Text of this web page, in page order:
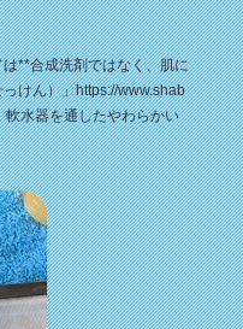
**合成洗剤ではなく、肌に
けん）」https://www.shab
水器を通したやわらかい